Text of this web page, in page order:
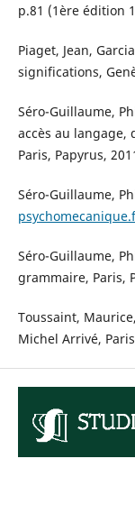
p.81 (1ère édition
Piaget, Jean,
significations,
Séro-Guillaume,
accès au langage,
Paris, Papyrus,
Séro-Guillaume,
Séro-Guillaume,
grammaire, Paris,
Toussaint,
Michel Arrivé,